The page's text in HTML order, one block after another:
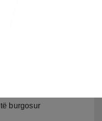
burgosur